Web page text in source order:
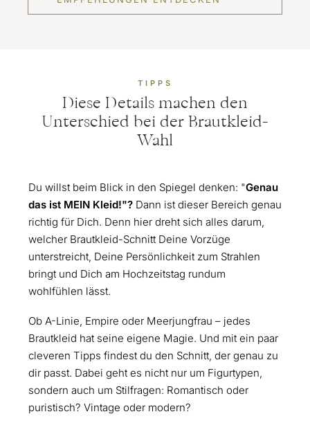
TIPPS
Diese Details machen den
Unterschied bei der Brautkleid-
Wahl
Du willst beim Blick in den Spiegel denken: "Genau
das ist MEIN Kleid!"? Dann ist dieser Bereich genau
richtig für Dich. Denn hier dreht sich alles darum,
welcher Brautkleid-Schnitt Deine Vorzüge
unterstreicht, Deine Persönlichkeit zum Strahlen
bringt und Dich am Hochzeitstag rundum
wohlfühlen lässt.
Ob A-Linie, Empire oder Meerjungfrau – jedes
Brautkleid hat seine eigene Magie. Und mit ein paar
cleveren Tipps findest du den Schnitt, der genau zu
dir passt. Dabei geht es nicht nur um Figurtypen,
sondern auch um Stilfragen: Romantisch oder
puristisch? Vintage oder modern?